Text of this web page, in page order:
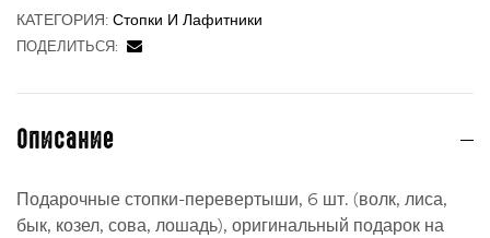
КАТЕГОРИЯ: Стопки И Лафитники
ПОДЕЛИТЬСЯ:
Описание
Подарочные стопки-перевертыши, 6 шт. (волк, лиса,
бык, козел, сова, лошадь), оригинальный подарок на